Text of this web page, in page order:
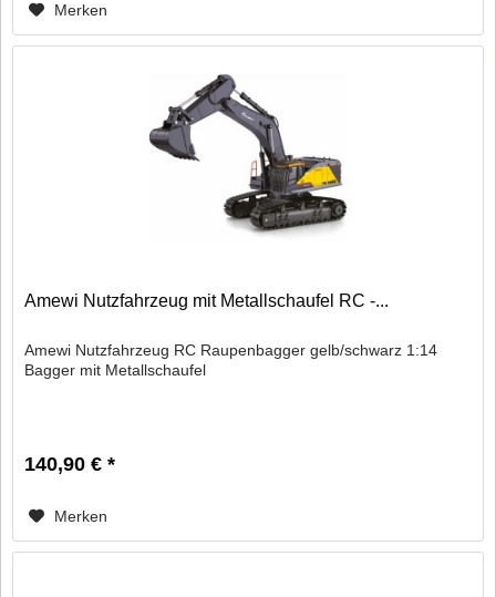
Merken
Amewi Nutzfahrzeug mit Metallschaufel RC -...
Amewi Nutzfahrzeug RC Raupenbagger gelb/schwarz 1:14
Bagger mit Metallschaufel
140,90 € *
Merken